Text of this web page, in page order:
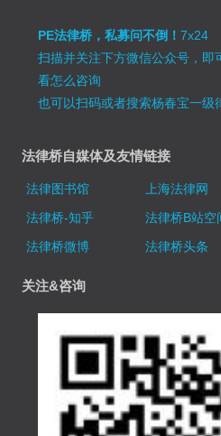
PE法律桥，私募问不倒！7x24
扫描并关注下方微信公众号，即
看怎么咨询
也可以扫码或者搜索杨春宝一级
法律桥自媒体及友情链接
法律图书馆 上海法律网
法律桥-知乎
法律桥B站空
法律桥微博
法律桥头条
关注&咨询